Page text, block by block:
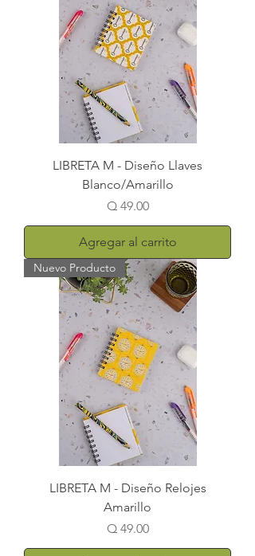
LIBRETA M - Diseño Llaves
Blanco/Amarillo
Precio
Q 49.00
Agregar al carrito
Nuevo Producto
LIBRETA M - Diseño Relojes
Amarillo
Precio
Q 49.00